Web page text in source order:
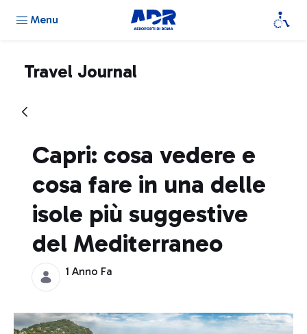
Menu
Travel Journal
Capri: cosa vedere e
cosa fare in una delle
isole più suggestive
del Mediterraneo
1 Anno Fa